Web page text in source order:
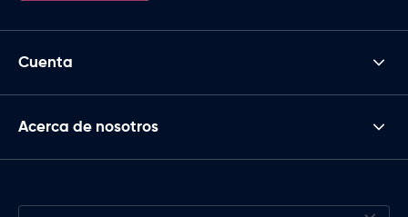
Cuenta
Acerca de nosotros